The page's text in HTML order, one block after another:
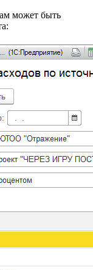
может быть